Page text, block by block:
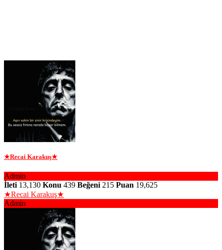
★Recai Karakuş★
Admin
İleti 13,130 Konu 439 Beğeni 215 Puan 19,625
★Recai Karakuş★
Admin